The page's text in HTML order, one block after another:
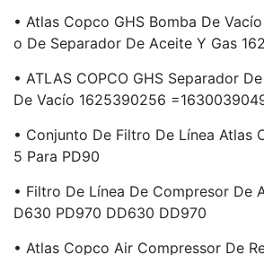
• Atlas Copco GHS Bomba De
O De Separador De Aceite Y Gas
• ATLAS COPCO GHS Separador
De Vacío 1625390256
• Conjunto De Filtro De Línea Atlas
5 Para PD90
• Filtro De Línea De Compresor De
D630 PD970 DD630 DD970
• Atlas Copco Air Compressor De